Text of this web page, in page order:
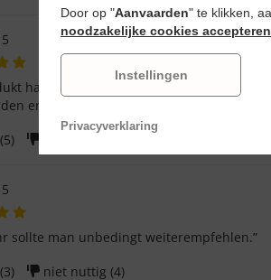
habe ich schon ausprobiert. Die
empfehlen.”
5)
sollte man unbedingt weiterempfehlen.”
3) niet nuttig (4)
Door op "Aanvaarden" te klikken,
noodzakelijke cookies accepteren
Instellingen
Privacyverklaring